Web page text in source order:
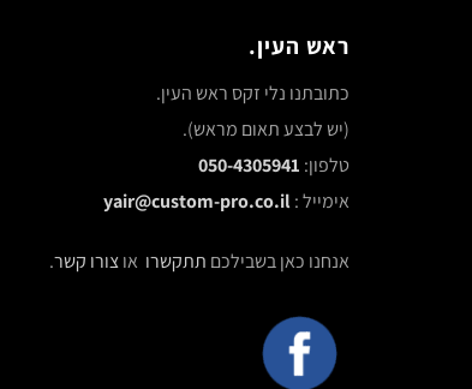
ראש העין.
כתובתנו נלי זקס ראש העין.
(יש לבצע תאום מראש).
טלפון: 050-4305941
אימייל :yair@custom-pro.co.il
אנחנו כאן בשבילכם תתקשרו אוצורו קשר.